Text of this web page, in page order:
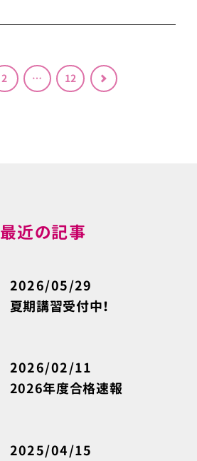
2 … 12 ＞
最近の記事
夏期講習受付中！
2026/05/29
2026年度合格速報
2026/02/11
2025/04/15